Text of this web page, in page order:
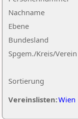
Nachname
Ebene
Sortierung
Bundesland
Spgem./Kreis/Verein
Vereinslisten:Wien